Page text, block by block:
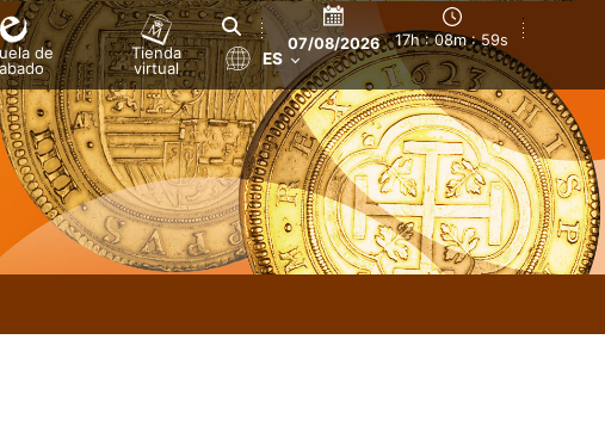
de
Tienda
virtual
07/08/2026 17h : 08m : 59s
ES